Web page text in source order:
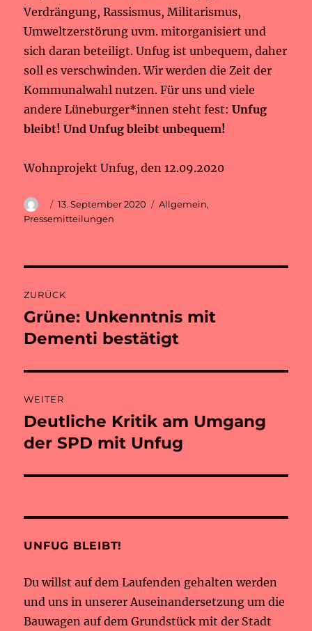
Verdrängung, Rassismus, Militarismus,
Umweltzerstörung uvm. mitorganisiert und
sich daran beteiligt. Unfug ist unbequem, daher
soll es verschwinden. Wir werden die Zeit der
Kommunalwahl nutzen. Für uns und viele
andere Lüneburger*innen steht fest:Unfug
bleibt! Und Unfug bleibt unbequem!
Wohnprojekt Unfug, den 12.09.2020
AutorVeröffentlicht
am
13. September 2020 Kategorien
Allgemein,
Pressemitteilungen
ZURÜCK
Vorheriger
Beitrag:
Grüne: Unkenntnis mit
Dementi bestätigt
WEITER
Nächster
Beitrag:
Deutliche Kritik am Umgang
der SPD mit Unfug
UNFUG BLEIBT!
Du willst auf dem Laufenden gehalten werden
und uns in unserer Auseinandersetzung um die
Bauwagen auf dem Grundstück mit der Stadt